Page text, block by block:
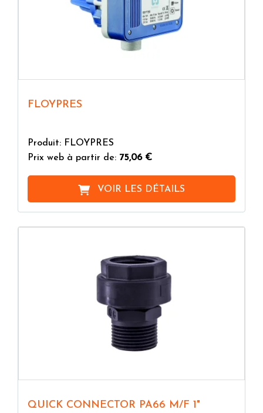
FLOYPRES
Produit: FLOYPRES
Prix web à partir de: 75,06 €
VOIR LES DÉTAILS
QUICK CONNECTOR PA66 M/F 1"